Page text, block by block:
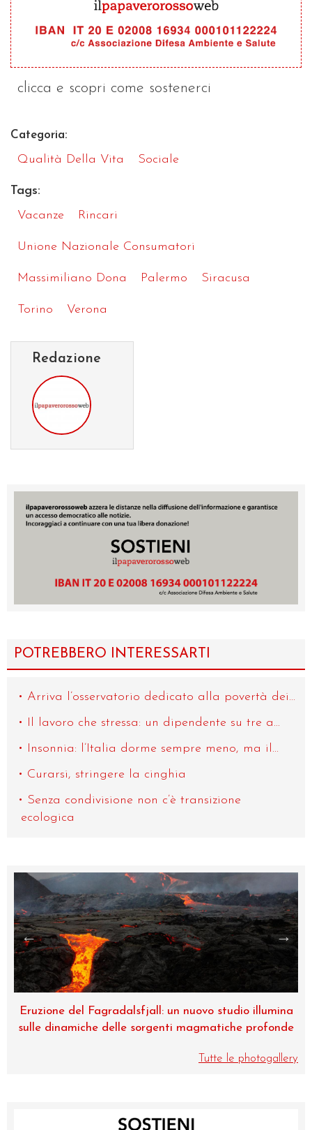
clicca e scopri come sostenerci
Categoria:
Qualità Della Vita Sociale
Tags:
Vacanze
Rincari
Unione Nazionale Consumatori
Massimiliano Dona Palermo Siracusa
Torino Verona
Redazione
POTREBBERO INTERESSARTI
Arriva l’osservatorio dedicato alla povertà dei...
Il lavoro che stressa: un dipendente su tre a...
Insonnia: l’Italia dorme sempre meno, ma il...
Curarsi, stringere la cinghia
Senza condivisione non c’è transizione
ecologica
Museo di Zoologia, una perla dell’Università di
Catania
Tutte le photogallery